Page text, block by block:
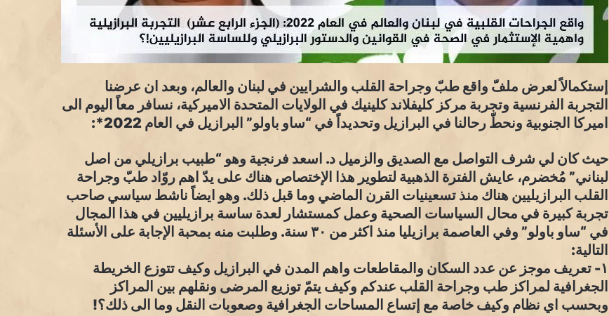
إستكمالاً لعرض ملفّ واقع طبّ وجراحة القلب والشرايين في لبنان والعالم، وبعد ان عرضنا
التجربة الفرنسية وتجربة مركز كليفلاند كلينيك في الولايات المتحدة الاميركية، نسافر معاً اليوم الى
اميركا الجنوبية ونحطّ رحالنا في البرازيل وتحديداً في “ساو باولو” البرازيل في العام 2022*:
حيث كان لي شرف التواصل مع الصديق والزميل د. اسعد فرنجية وهو “طبيب برازيلي من اصل
لبناني” مُخضرم، عايش الفترة الذهبية لتطوير هذا الإختصاص هناك على يدّ اهم روّاد طبّ وجراحة
القلب البرازيليين هناك منذ تسعينيات القرن الماضي وما قبل ذلك. وهو ايضاً ناشط سياسي صاحب
تجربة كبيرة في محال السياسات الصحية وعمل كمستشار لعدة ساسة برازيليين في هذا المجال
في “ساو باولو” وفي العاصمة برازيليا منذ اكثر من ٣٠ سنة. وطلبت منه بمحبة الإجابة على الأسئلة
التالية:
١- تعريف موجز عن عدد السكان والمقاطعات واهم المدن في البرازيل وكيف تتوزع الخريطة
الجغرافية لمراكز طب وجراحة القلب عندكم وكيف يتمّ توزيع المرضى ونقلهم بين المراكز
وبحسب اي نظام وكيف خاصة مع إتساع المساحات الجغرافية وصعوبات النقل وما الى ذلك؟!